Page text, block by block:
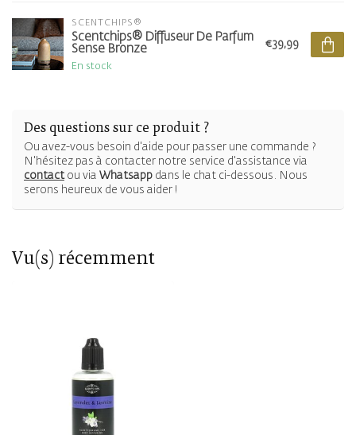
SCENTCHIPS®
Scentchips® Diffuseur De Parfum
Sense Bronze
En stock
€39,99
Des questions sur ce produit ?
Ou avez-vous besoin d'aide pour passer une commande ?
N'hésitez pas à contacter notre service d'assistance via
contactou via Whatsapp dans le chat ci-dessous. Nous
serons heureux de vous aider !
Vu(s) récemment